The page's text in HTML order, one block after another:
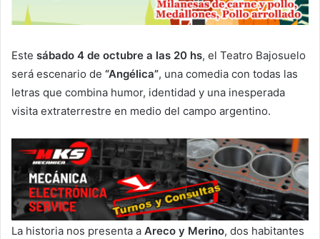
Este sábado 4 de octubre a las 20 hs, el Teatro Bajosuelo
será escenario de “Angélica”, una comedia con todas las
letras que combina humor, identidad y una inesperada
visita extraterrestre en medio del campo argentino.
La historia nos presenta a Areco y Merino, dos habitantes